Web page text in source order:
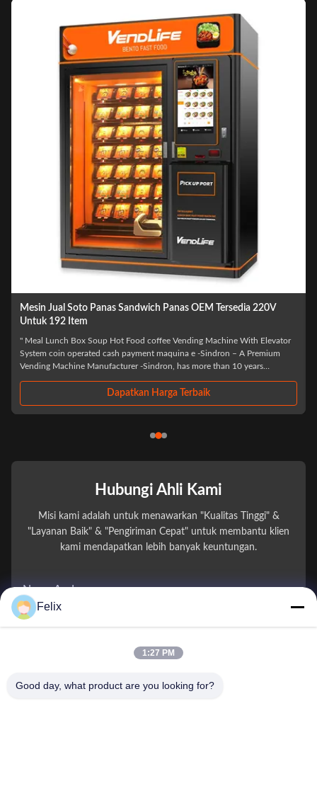
220V
With Elevator
A Premium
years
Mesin Jual Makanan Siap Makan 4G, mesin Jual Mie
2290mm
Specification: ​ Multiple Payment System: Online Payment
Card Payment System, Nfc Payment. Software System
Dex. Flexible Shelf: Spacing, Height, Quantity. Language.
Sticker. 2 Sides Can Add ...Dapatkan Harga Terbaik
Hubungi Ahli Kami
Misi kami adalah untuk menawarkan "Kualitas Tinggi" &
"Layanan Baik" & "Pengiriman Cepat" untuk membantu klien
kami mendapatkan lebih banyak keuntungan.
Nama Anda
*
Felix
1:27 PM
Good day, what product are you looking for?